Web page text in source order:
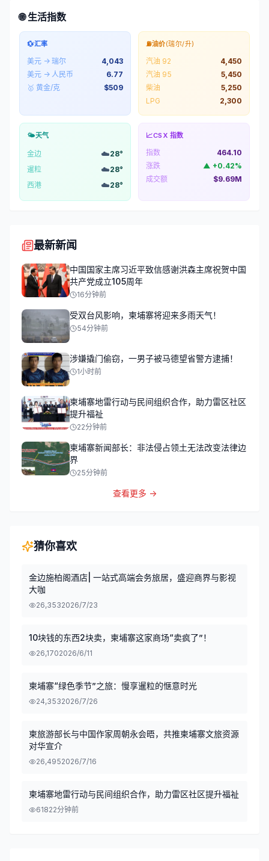
🌐 生活指数
💱汇率
美元 → 瑞尔
4,043
美元 → 人民币
6.77
🥇 黄金/克
$509
⛽油价(瑞尔/升)
汽油 92
4,450
汽油 95
5,450
柴油
5,250
LPG
2,300
🌤️天气
金边 ☁️28°
暹粒
☁️28°
西港
☁️28°
📈CSX 指数
指数
464.10
涨跌
▲ +0.42%
成交额
$9.69M
最新新闻
中国国家主席习近平致信感谢洪森主席祝贺中国
共产党成立105周年
16分钟前
受双台风影响，柬埔寨将迎来多雨天气！
54分钟前
涉嫌撬门偷窃，一男子被马德望省警方逮捕！
1小时前
柬埔寨地雷行动与民间组织合作，助力雷区社区
提升福祉
22分钟前
柬埔寨新闻部长：非法侵占领土无法改变法律边
界
25分钟前
查看更多 →
猜你喜欢
金边施柏阁酒店| 一站式高端会务旅居，盛迎商界与影视
大咖
26,3532026/7/23
10块钱的东西2块卖，柬埔寨这家商场“卖疯了”！
26,1702026/6/11
柬埔寨“绿色季节”之旅：慢享暹粒的惬意时光
24,3532026/7/26
柬旅游部长与中国作家周朝永会晤，共推柬埔寨文旅资源
对华宣介
26,4952026/7/16
柬埔寨地雷行动与民间组织合作，助力雷区社区提升福祉
61822分钟前